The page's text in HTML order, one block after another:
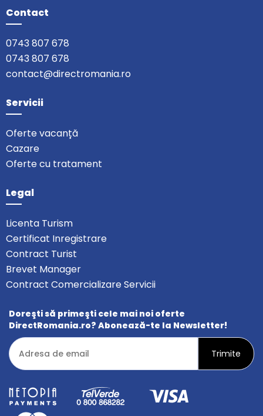
Contact
0743 807 678
0743 807 678
contact@directromania.ro
Servicii
Oferte vacanță
Cazare
Oferte cu tratament
Legal
Licenta Turism
Certificat Inregistrare
Contract Turist
Brevet Manager
Contract Comercializare Servicii
Doreşti să primeşti cele mai noi oferte
DirectRomania.ro? Abonează-te la Newsletter!